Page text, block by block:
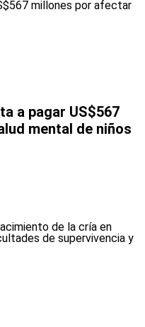
a pagar US$567
mental de niños